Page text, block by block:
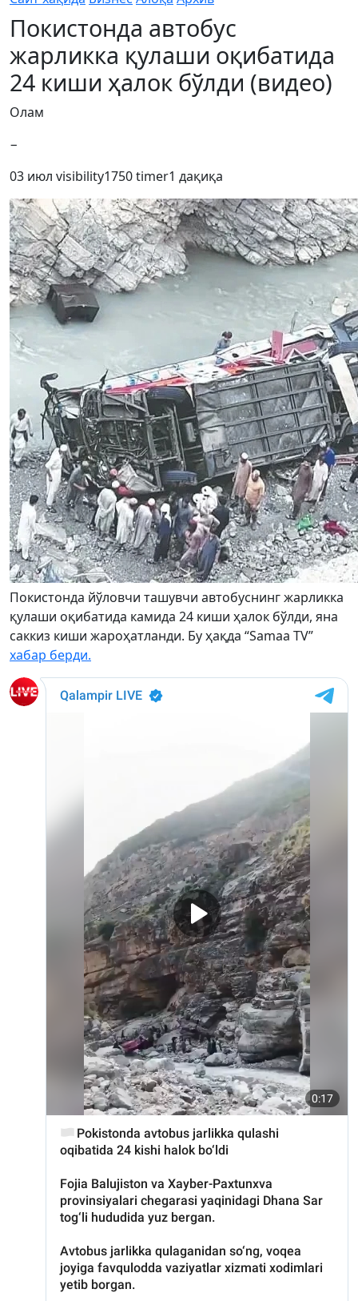
Покистонда автобус
жарликка қулаши оқибатида
24 киши ҳалок бўлди (видео)
Олам
−
03 июл visibility1750timer1 дақиқа
Покистонда йўловчи ташувчи автобуснинг жарликка
қулаши оқибатида камида 24 киши ҳалок бўлди, яна
саккиз киши жароҳатланди. Бу ҳақда “Samaa TV”
хабар берди.